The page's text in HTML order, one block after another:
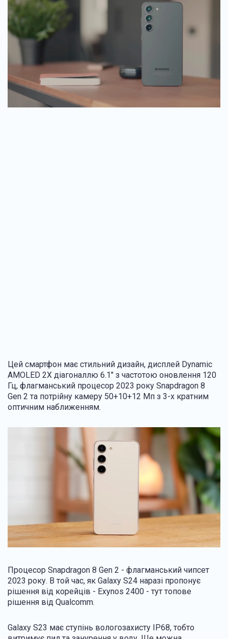
Цей смартфон має стильний дизайн, дисплей Dynamic
AMOLED 2X діагоналлю 6.1" з частотою оновлення 120
Гц, флагманський процесор 2023 року Snapdragon 8
Gen 2 та потрійну камеру 50+10+12 Мп з 3-х кратним
оптичним наближенням.
Процесор Snapdragon 8 Gen 2 - флагманський чипсет
2023 року. В той час, як Galaxy S24 наразі пропонує
рішення від корейців - Exynos 2400 - тут топове
рішення від Qualcomm.
Galaxy S23 має ступінь вологозахисту IP68, тобто